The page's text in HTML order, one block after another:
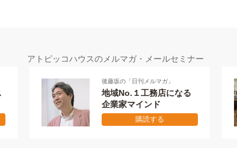
アトピッコハウスのメルマガ・メールセミナー
後藤坂の「日刊メルマガ」
地域No.１工務店になる
企業家マインド
購読する
メールセミナ
失敗しない
本物の家